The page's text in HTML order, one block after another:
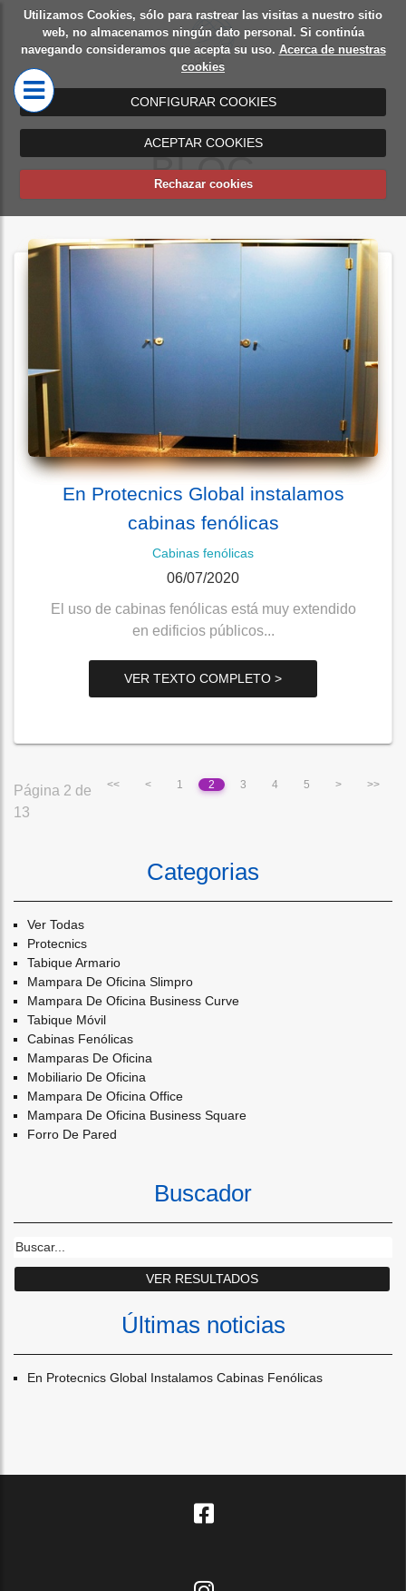
Utilizamos Cookies, sólo para rastrear las visitas a nuestro sitio
web, no almacenamos ningún dato personal. Si continúa
navegando consideramos que acepta su uso. Acerca de nuestras
cookies
CONFIGURAR COOKIES
ACEPTAR COOKIES
Rechazar cookies
Diseño
de
oficinas
Mamparas
de oficina
BLOG
En Protecnics Global instalamos
cabinas fenólicas
Cabinas fenólicas
06/07/2020
El uso de cabinas fenólicas está muy extendido
en edificios públicos...
VER TEXTO COMPLETO >
Página 2 de
13
<< < 1 2 3 4 5 > >>
Categorias
Ver Todas
Protecnics
Tabique Armario
Mampara De Oficina Slimpro
Mampara De Oficina Business Curve
Tabique Móvil
Cabinas Fenólicas
Mamparas De Oficina
Mobiliario De Oficina
Mampara De Oficina Office
Mampara De Oficina Business Square
Forro De Pared
Buscador
Últimas noticias
En Protecnics Global Instalamos Cabinas Fenólicas